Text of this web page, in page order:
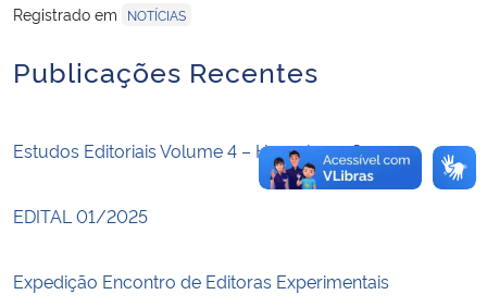
Banco Central do Brasil
Planalto
Registrado em
NOTÍCIAS
Publicações Recentes
Estudos Editoriais Volume 4 – Homologação
EDITAL 01/2025
Expedição Encontro de Editoras Experimentais